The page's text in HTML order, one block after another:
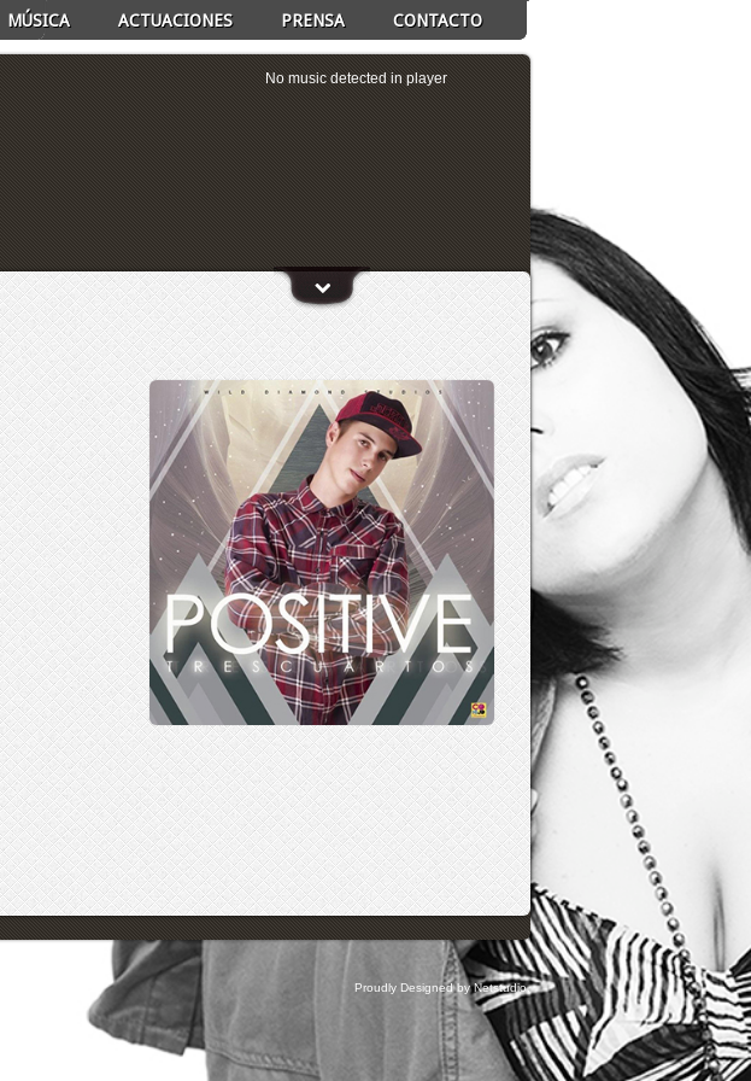
MÚSICA ACTUACIONES PRENSA CONTACTO
No music detected in player
Proudly Designed by Netstudio.